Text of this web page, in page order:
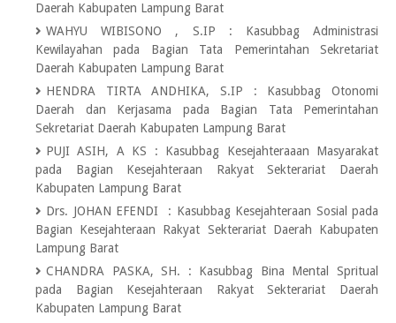
Daerah Kabupaten Lampung Barat
WAHYU WIBISONO , S.IP
:
Kasubbag Administrasi
Kewilayahan pada Bagian Tata Pemerintahan Sekretariat
Daerah Kabupaten Lampung Barat
HENDRA TIRTA ANDHIKA, S.IP
:
Kasubbag Otonomi
Daerah dan Kerjasama pada Bagian Tata Pemerintahan
Sekretariat Daerah Kabupaten Lampung Barat
PUJI ASIH, A KS
:
Kasubbag Kesejahteraaan Masyarakat
pada Bagian Kesejahteraan Rakyat Sekterariat Daerah
Kabupaten Lampung Barat
Drs. JOHAN EFENDI
: Kasubbag Kesejahteraan Sosial pada
Bagian Kesejahteraan Rakyat Sekterariat Daerah Kabupaten
Lampung Barat
CHANDRA PASKA, SH.
:
Kasubbag Bina Mental Spritual
pada Bagian Kesejahteraan Rakyat Sekterariat Daerah
Kabupaten Lampung Barat